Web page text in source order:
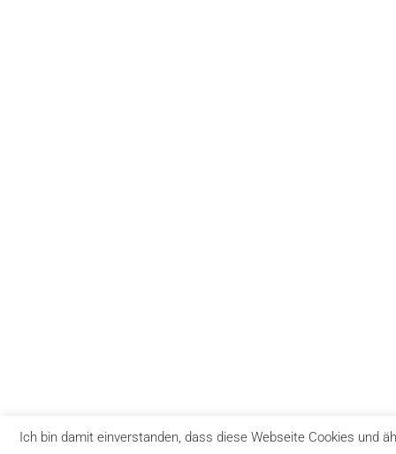
Ich bin damit einverstanden, dass diese Webseite Cookies und